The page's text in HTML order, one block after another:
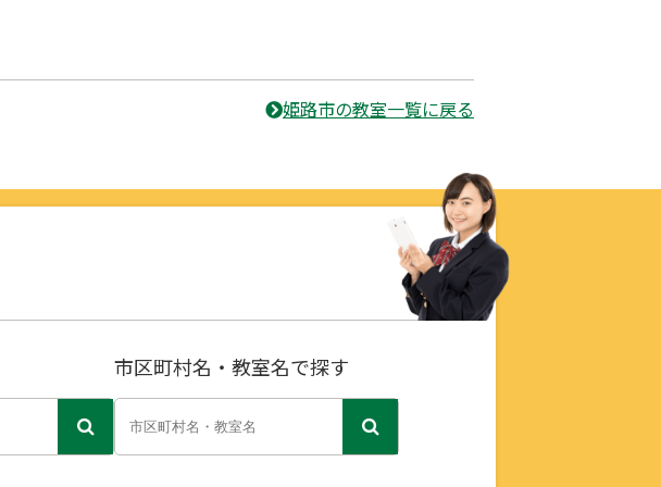
姫路市の教室一覧に戻る
市区町村名・教室名で探す